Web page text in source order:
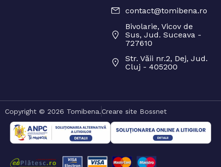
contact@tomibena.ro
Bivolarie, Vicov de
Sus, Jud. Suceava -
727610
Str. Văii nr.2, Dej, Jud.
Cluj - 405200
Copyright © 2026 Tomibena.Creare site Bossnet